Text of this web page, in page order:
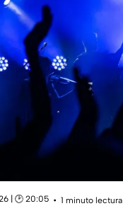
| 🕑 20:05
1 minuto lectura